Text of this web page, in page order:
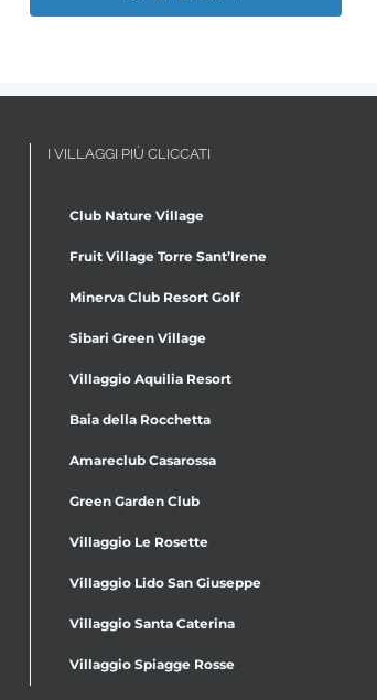
I VILLAGGI PIÙ CLICCATI
Club Nature Village
Fruit Village Torre Sant’Irene
Minerva Club Resort Golf
Sibari Green Village
Villaggio Aquilia Resort
Baia della Rocchetta
Amareclub Casarossa
Green Garden Club
Villaggio Le Rosette
Villaggio Lido San Giuseppe
Villaggio Santa Caterina
Villaggio Spiagge Rosse